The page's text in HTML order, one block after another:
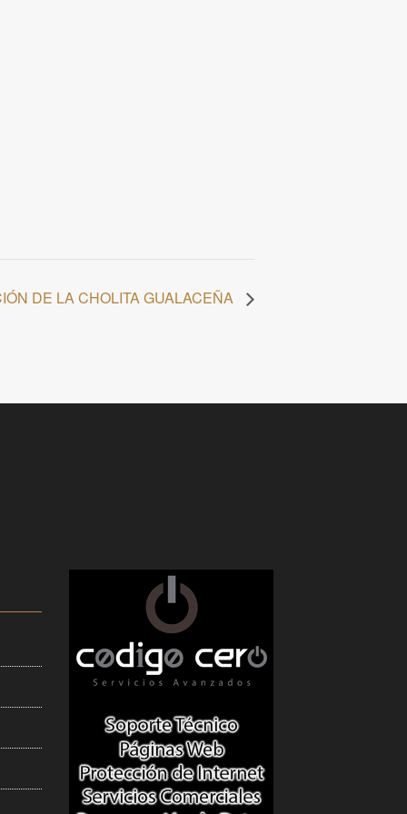
DE LA CHOLITA GUALACEÑA